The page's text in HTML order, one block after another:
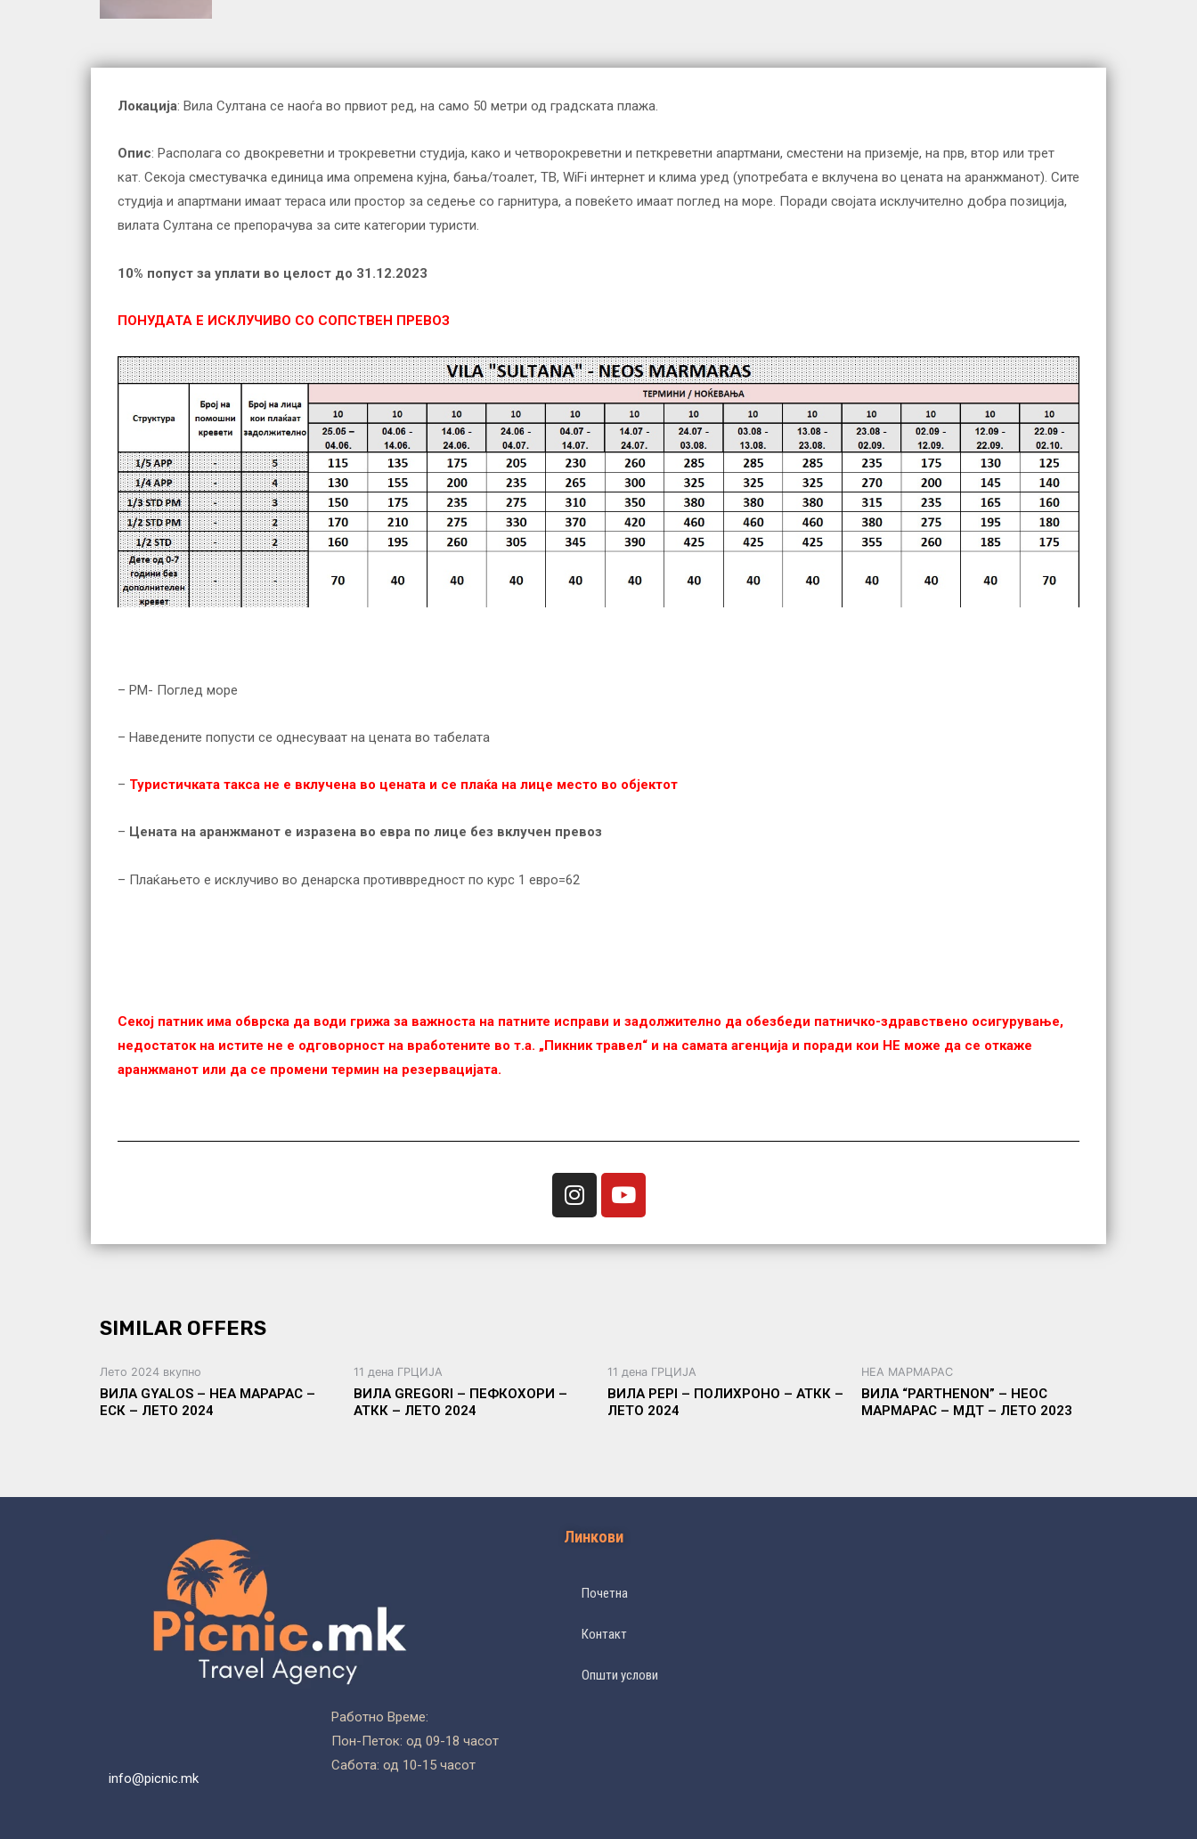
Локација: Вила Султана се наоѓа во првиот ред, на само 50 метри од градската плажа.
Опис: Располага со двокреветни и трокреветни студија, како и четворокреветни и петкреветни апартмани, сместени на приземје, на прв, втор или трет
кат. Секоја сместувачка единица има опремена кујна, бања/тоалет, ТВ, WiFi интернет и клима уред (употребата е вклучена во цената на аранжманот). Сите
студија и апартмани имаат тераса или простор за седење со гарнитура, а повеќето имаат поглед на море. Поради својата исклучително добра позиција,
вилата Султана се препорачува за сите категории туристи.
10% попуст за уплати во целост до 31.12.2023
ПОНУДАТА Е ИСКЛУЧИВО СО СОПСТВЕН ПРЕВОЗ
– PM- Поглед море
– Наведените попусти се однесуваат на цената во табелата
– Туристичката такса не е вклучена во цената и се плаќа на лице место во објектот
– Цената на аранжманот е изразена во евра по лице без вклучен превоз
– Плаќањето е исклучиво во денарска противвредност по курс 1 евро=62
Секој патник има обврска да води грижа за важноста на патните исправи и задолжително да обезбеди патничко-здравствено осигурување,
недостаток на истите не е одговорност на вработените во т.а. „Пикник травел“ и на самата агенција и поради кои НЕ можe да се откаже
аранжманот или да се промени термин на резервацијата.
SIMILAR OFFERS
Лето 2024 вкупно
ВИЛА GYALOS – НЕА МАРАРАС –
ЕСК – ЛЕТО 2024
11 дена ГРЦИЈА
ВИЛА GREGORI – ПЕФКОХОРИ –
АТКК – ЛЕТО 2024
11 дена ГРЦИЈА
ВИЛА PEPI – ПОЛИХРОНО – АТКК –
ЛЕТО 2024
НЕА МАРМАРАС
ВИЛА “PARTHENON” – НЕОС
МАРМАРАС – МДТ – ЛЕТО 2023
info@picnic.mk
Работно Време:
Пон-Петок: од 09-18 часот
Сабота: од 10-15 часот
Линкови
Почетна
Контакт
Општи услови